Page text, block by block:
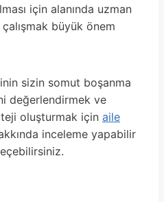
için alanında uzman
çalışmak büyük önem
sizin somut boşanma
değerlendirmek ve
oluşturmak için aile
inceleme yapabilir